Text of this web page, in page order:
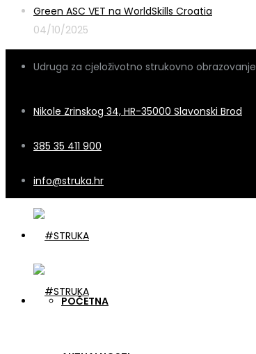
Green ASC VET na WorldSkills Croatia
04/10/2025
Udruga za cjeloživotno strukovno obrazovanje
Nikole Zrinskog 34, HR-35000 Slavonski Brod
385 35 411 900
info@struka.hr
POČETNA